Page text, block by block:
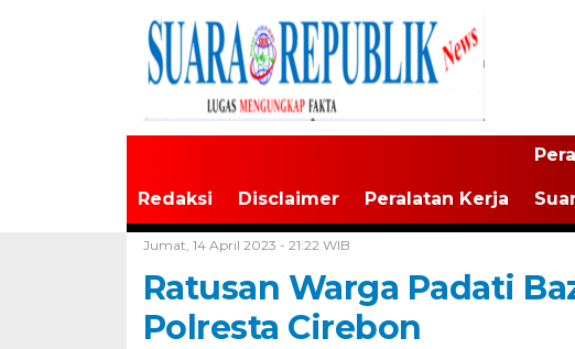
Redaksi Disclaimer Peralatan Kerja
Jumat, 14 April 2023 - 21:22 WIB
Ratusan Warga Padati
Polresta Cirebon